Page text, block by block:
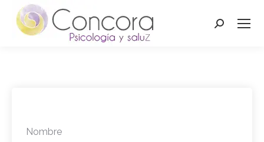
Buscar:
Nombre